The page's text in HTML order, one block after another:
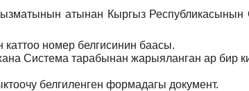
атынан Кыргыз Республикасынын
номер белгисинин баасы.
Система тарабынан жарыяланган ар бир
белгиленген формадагы документ.